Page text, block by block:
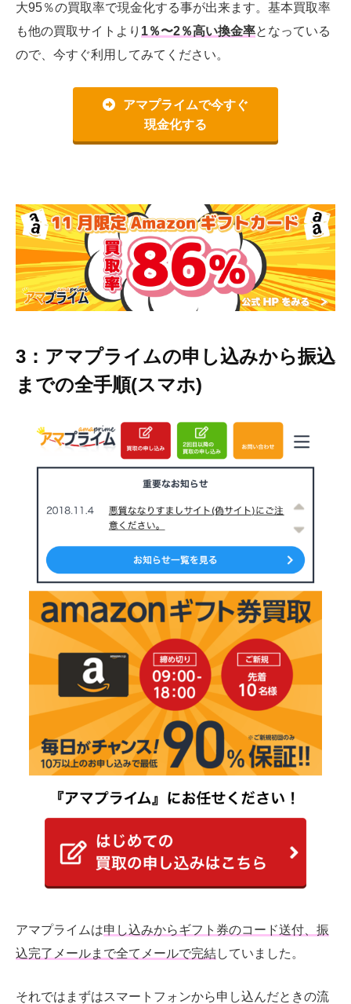
大95％の買取率で現金化する事が出来ます。基本買取率
も他の買取サイトより 1％〜2％高い換金率となっている
ので、今すぐ利用してみてください。
アマプライムで今すぐ
現金化する
3：アマプライムの申し込みから振込
までの全手順(スマホ)
アマプライムは申し込みからギフト券のコード送付、振
込完了メールまで全てメールで完結していました。
それではまずはスマートフォンから申し込んだときの流